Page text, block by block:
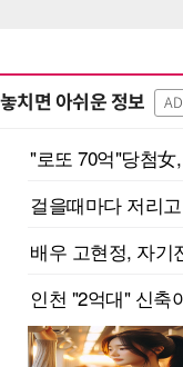
놓치면 아쉬운 정보 AD